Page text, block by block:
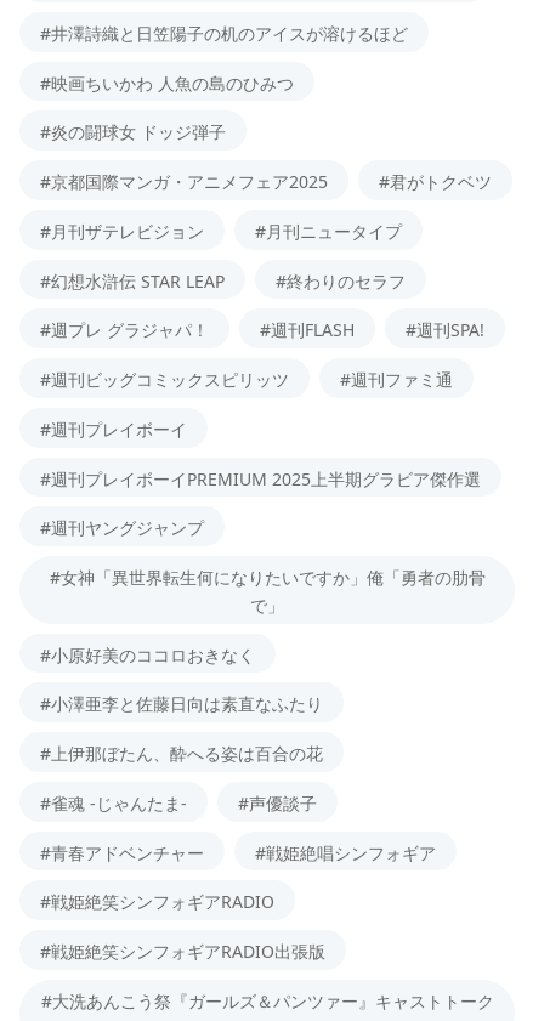
#井澤詩織と日笠陽子の机のアイスが溶けるほど
#映画ちいかわ 人魚の島のひみつ
#炎の闘球女 ドッジ弾子
#京都国際マンガ・アニメフェア2025 #君がトクベツ
#月刊ザテレビジョン #月刊ニュータイプ
#幻想水滸伝 STAR LEAP #終わりのセラフ
#週プレ グラジャパ！ #週刊FLASH #週刊SPA!
#週刊ビッグコミックスピリッツ #週刊ファミ通
#週刊プレイボーイ
#週刊プレイボーイPREMIUM 2025上半期グラビア傑作選
#週刊ヤングジャンプ
#女神「異世界転生何になりたいですか」俺「勇者の肋骨
で」
#小原好美のココロおきなく
#小澤亜李と佐藤日向は素直なふたり
#上伊那ぼたん、酔へる姿は百合の花
#雀魂 -じゃんたま- #声優談子
#青春アドベンチャー #戦姫絶唱シンフォギア
#戦姫絶笑シンフォギアRADIO
#戦姫絶笑シンフォギアRADIO出張版
#大洗あんこう祭『ガールズ＆パンツァー』キャストトーク